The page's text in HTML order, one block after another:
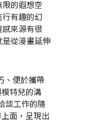
的遐想空
有趣的幻
來源有很
從漫畫延伸
、便於攜帶
特兒的溝
談工作的隨
面，呈現出